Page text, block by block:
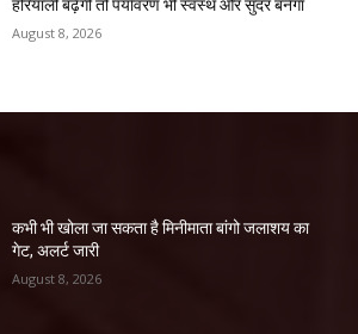
हरियाली बढ़ेगी तो पर्यावरण भी स्वस्थ और सुंदर बनेगा
August 8, 2026
कभी भी खोला जा सकता है मिनीमाता बांगो जलाशय का
गेट, अलर्ट जारी
August 8, 2026